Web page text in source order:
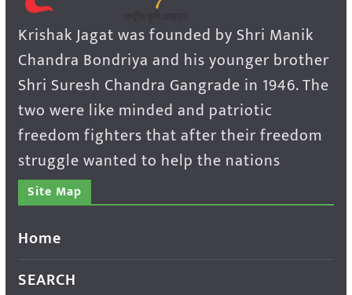
Krishak Jagat was founded by Shri Manik
Chandra Bondriya and his younger brother
Shri Suresh Chandra Gangrade in 1946. The
two were like minded and patriotic
freedom fighters that after their freedom
struggle wanted to help the nations
Site Map
Home
SEARCH